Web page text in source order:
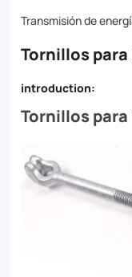
Made
from
high-
materials,
our
Transmisión de
Tornillos
introduction:
Tornillos